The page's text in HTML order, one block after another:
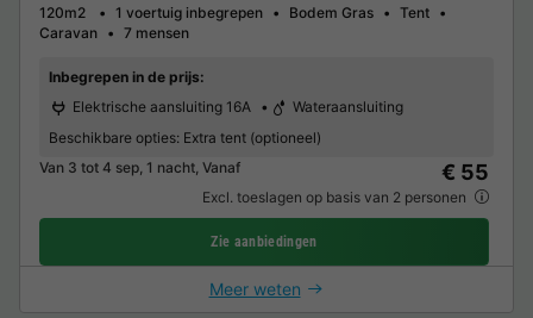
120m2 1 voertuig inbegrepen Bodem Gras
Tent
Caravan
7 mensen
Inbegrepen in de prijs:
Elektrische aansluiting 16A
Wateraansluiting
Beschikbare opties: Extra tent (optioneel)
Van 3 tot 4 sep, 1 nacht, Vanaf
€ 55
Excl. toeslagen op basis van 2 personen
Zie aanbiedingen
Meer weten